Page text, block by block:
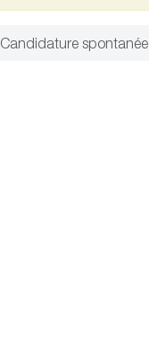
Candidature spontanée